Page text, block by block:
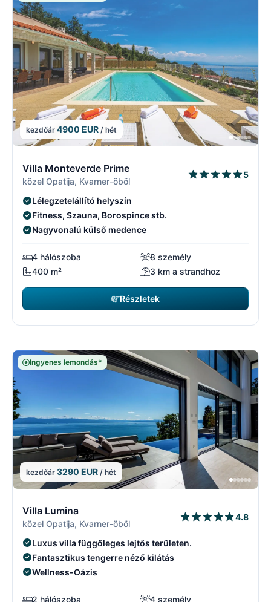
kezdőár 4900 EUR / hét
Villa Monteverde Prime
közel Opatija, Kvarner-öböl
5
Lélegzetelállító helyszín
Fitness, Szauna, Borospince stb.
Nagyvonalú külső medence
4 hálószoba
8 személy
400 m²
3 km a strandhoz
Részletek
Ingyenes lemondás*
kezdőár 3290 EUR / hét
Villa Lumina
közel Opatija, Kvarner-öböl
4.8
Luxus villa függőleges lejtős területen.
Fantasztikus tengerre néző kilátás
Wellness-Oázis
2 hálószoba 4 személy